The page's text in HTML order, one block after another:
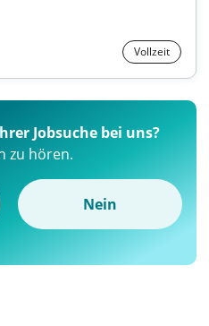
Vollzeit
Jobsuche bei uns?
zu hören.
Nein